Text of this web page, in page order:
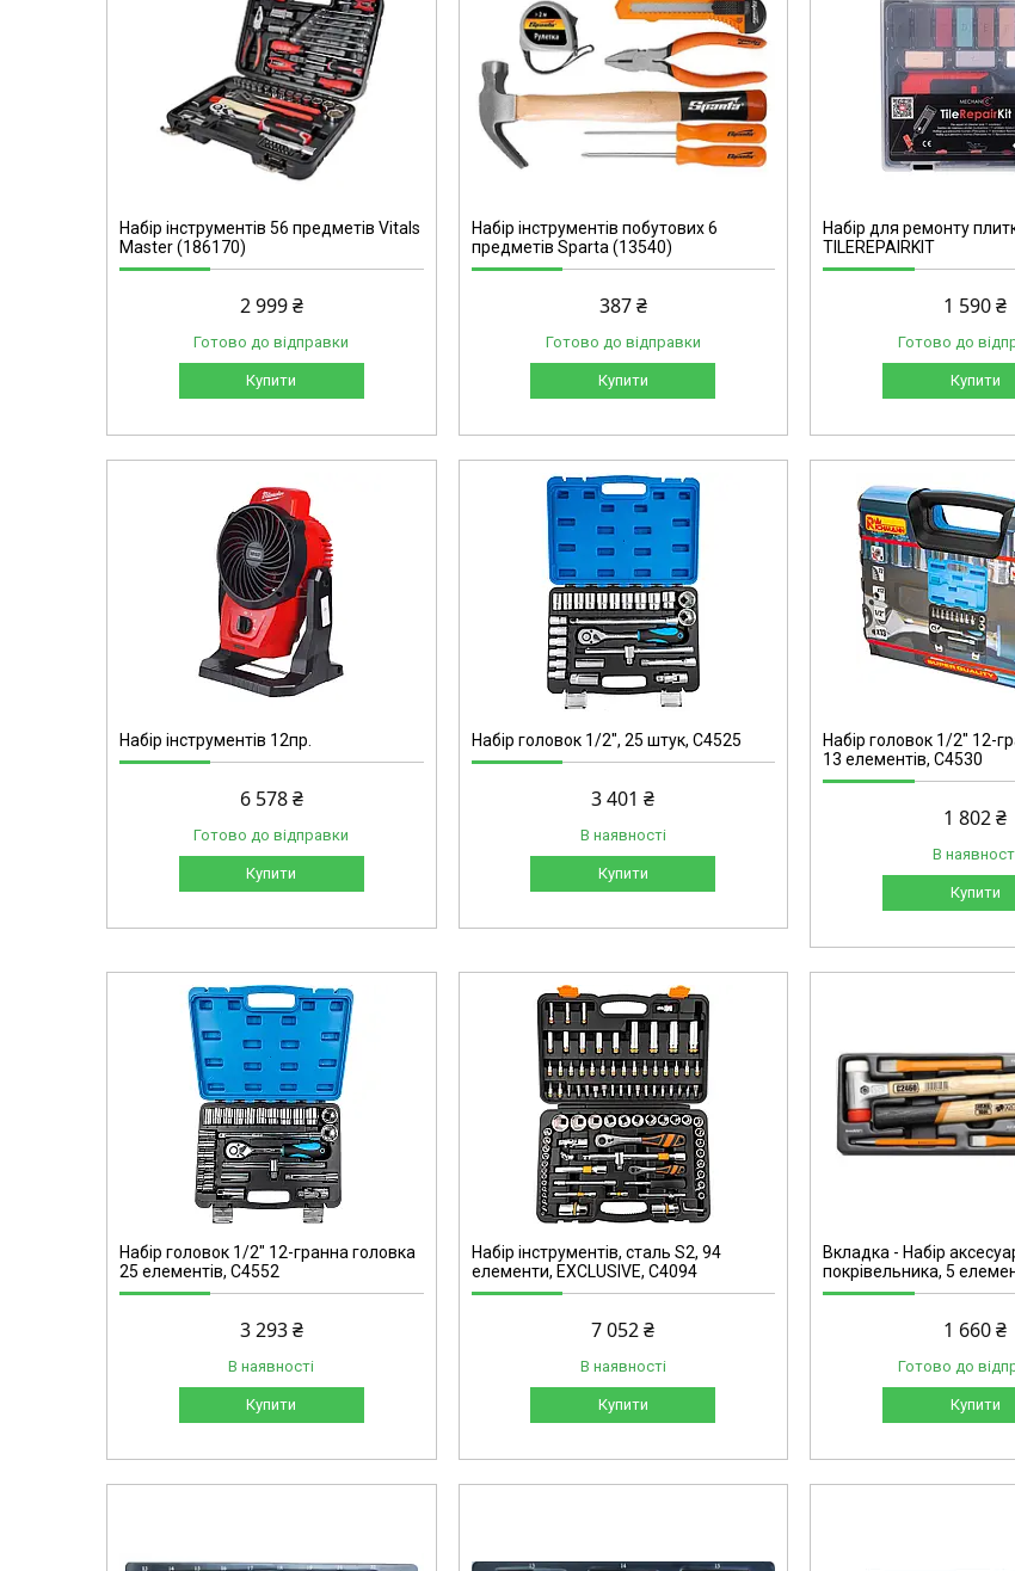
Набір інструментів 56 предметів Vitals
Master (186170)
2 999 ₴
Готово до відправки
Купити
13540
Набір інструментів побутових 6
предметів Sparta (13540)
387 ₴
Готово до відправки
Купити
89568442018
Набір для ремонту
TILEREPAIRKIT
1 590 ₴
Готово до
Купити
Набір інструментів 12пр.
6 578 ₴
Готово до відправки
Купити
C4525
Набір головок 1/2", 25 штук, C4525
3 401 ₴
В наявності
Купити
C4530
Набір головок 1/2" 12-
13 елементів, C4530
1 802 ₴
В
Купити
Набір головок 1/2" 12-гранна головка
25 елементів, C4552
3 293 ₴
В наявності
Купити
C4094
Набір інструментів, сталь S2, 94
елементи, EXCLUSIVE, C4094
7 052 ₴
В наявності
Купити
C1221
Вкладка - Набір
покрівельника, 5
1 660 ₴
Готово до
Купити